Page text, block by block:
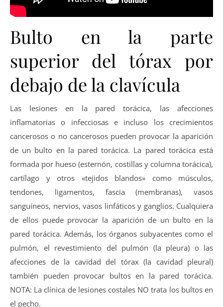
Bulto en la parte
superior del tórax por
debajo de la clavícula
Las lesiones en la pared torácica, las afecciones
inflamatorias o infecciosas e incluso los crecimientos
cancerosos o no cancerosos pueden provocar la aparición
de un bulto en la pared torácica. La pared torácica está
formada por hueso (esternón, costillas y columna torácica),
cartílago y otros «tejidos blandos» como músculos,
tendones, ligamentos, fascia (membranas), vasos
sanguíneos, nervios, vasos linfáticos y ganglios. Cualquiera
de ellos puede provocar la aparición de un bulto en la
pared torácica. Además, los órganos subyacentes como el
pulmón, el revestimiento del pulmón (la pleura) o las
afecciones de la cavidad del tórax (la cavidad pleural)
también pueden provocar bultos en la pared torácica.
NOTA: La clínica de lesiones costales NO trata los bultos en
el pecho.